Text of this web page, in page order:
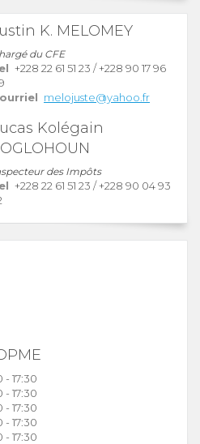
K. MELOMEY
du CFE
+228 22 61 51 23 /+228 90 17 96
melojuste@yahoo.fr
Kolégain
des Impôts
+228 22 61 51 23 /+228 90 04 93
- 17:30
- 17:30
- 17:30
- 17:30
- 17:30